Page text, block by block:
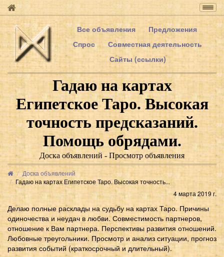
Все объявления
Предложения
Спрос
Совместная деятельность
Сайты (ссылки)
Гадаю на картах
Египетское Таро. Высокая
точность предсказаний.
Помощь обрядами.
Доска объявлений - Просмотр объявления
Доска объявлений
Гадаю на картах Египетское Таро. Высокая точность...
4 марта 2019 г.
Делаю полные расклады на судьбу на картах Таро. Причины
одиночества и неудач в любви. Совместимость партнеров,
отношение к Вам партнера. Перспективы развития отношений.
Любовные треугольники. Просмотр и анализ ситуации, прогноз
развития событий (краткосрочный и длительный).